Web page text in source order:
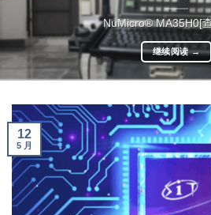
NuMicro® MA35H0[
继续阅读→
12
5 月